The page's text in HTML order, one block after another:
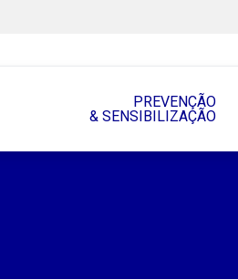
PREVENÇÃO
& SENSIBILIZAÇÃO